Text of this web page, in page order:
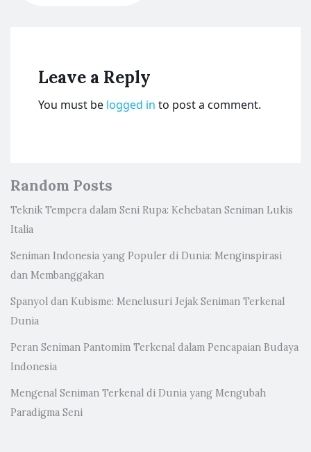
Leave a Reply
You must be logged in to post a comment.
Random Posts
Teknik Tempera dalam Seni Rupa: Kehebatan Seniman Lukis
Italia
Seniman Indonesia yang Populer di Dunia: Menginspirasi
dan Membanggakan
Spanyol dan Kubisme: Menelusuri Jejak Seniman Terkenal
Dunia
Peran Seniman Pantomim Terkenal dalam Pencapaian Budaya
Indonesia
Mengenal Seniman Terkenal di Dunia yang Mengubah
Paradigma Seni